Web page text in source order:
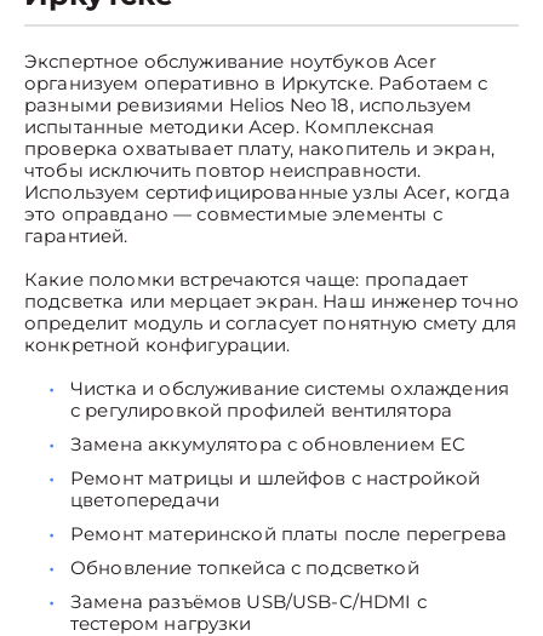
Экспертное обслуживание ноутбуков Acer
организуем оперативно в Иркутске. Работаем с
разными ревизиями Helios Neo 18, используем
испытанные методики Асер. Комплексная
проверка охватывает плату, накопитель и экран,
чтобы исключить повтор неисправности.
Используем сертифицированные узлы Acer, когда
это оправдано — совместимые элементы с
гарантией.
Какие поломки встречаются чаще: пропадает
подсветка или мерцает экран. Наш инженер точно
определит модуль и согласует понятную смету для
конкретной конфигурации.
Чистка и обслуживание системы охлаждения
с регулировкой профилей вентилятора
Замена аккумулятора с обновлением EC
Ремонт матрицы и шлейфов с настройкой
цветопередачи
Ремонт материнской платы после перегрева
Обновление топкейса с подсветкой
Замена разъёмов USB/USB-C/HDMI с
тестером нагрузки